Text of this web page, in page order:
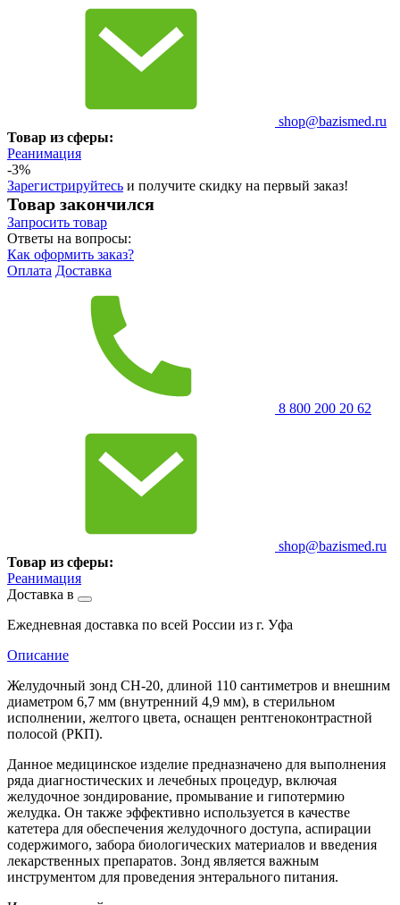
shop@bazismed.ru
Товар из сферы:
Реанимация
-3%
Зарегистрируйтесь и получите скидку на первый заказ!
Товар закончился
Запросить товар
Ответы на вопросы:
Как оформить заказ?
Оплата Доставка
8 800 200 20 62
shop@bazismed.ru
Товар из сферы:
Реанимация
Доставка в
Ежедневная доставка по всей России из г. Уфа
Описание
Желудочный зонд CH-20, длиной 110 сантиметров и внешним
диаметром 6,7 мм (внутренний 4,9 мм), в стерильном
исполнении, желтого цвета, оснащен рентгеноконтрастной
полосой (РКП).
Данное медицинское изделие предназначено для выполнения
ряда диагностических и лечебных процедур, включая
желудочное зондирование, промывание и гипотермию
желудка. Он также эффективно используется в качестве
катетера для обеспечения желудочного доступа, аспирации
содержимого, забора биологических материалов и введения
лекарственных препаратов. Зонд является важным
инструментом для проведения энтерального питания.